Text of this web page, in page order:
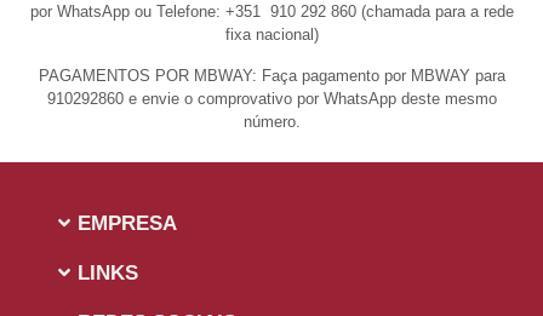
por WhatsApp ou Telefone: +351 910 292 860 (chamada para a rede
fixa nacional)
PAGAMENTOS POR MBWAY: Faça pagamento por MBWAY para
910292860 e envie o comprovativo por WhatsApp deste mesmo
número.
EMPRESA
LINKS